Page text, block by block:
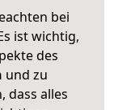
bei
ist wichtig,
des
und zu
dass alles